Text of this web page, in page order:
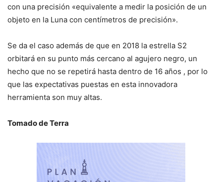
con una precisión «equivalente a medir la posición de un
objeto en la Luna con centímetros de precisión».
Se da el caso además de que en 2018 la estrella S2
orbitará en su punto más cercano al agujero negro, un
hecho que no se repetirá hasta dentro de 16 años , por lo
que las expectativas puestas en esta innovadora
herramienta son muy altas.
Tomado de Terra